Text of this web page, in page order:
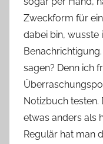
Zweckform für
dabei bin, wusste
sagen? Denn ich
Notizbuch testen.
etwas anders als
Regulär hat man